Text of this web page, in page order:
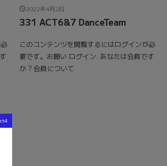
2022年4月2日
331 ACT6&7 DanceTeam
このコンテンツを閲覧するにはログインが必
要です。お願い ログイン. あなたは会員です
か ? 会員について